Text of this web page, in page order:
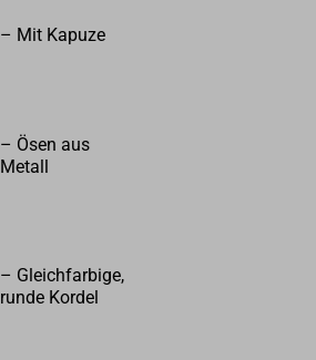
– Mit Kapuze
– Ösen aus
Metall
– Gleichfarbige,
runde Kordel